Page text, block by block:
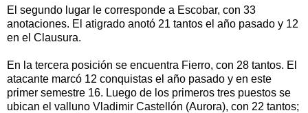
El segundo lugar le corresponde a Escobar, con 33
anotaciones. El atigrado anotó 21 tantos el año pasado y 12
en el Clausura.
En la tercera posición se encuentra Fierro, con 28 tantos. El
atacante marcó 12 conquistas el año pasado y en este
primer semestre 16. Luego de los primeros tres puestos se
ubican el valluno Vladimir Castellón (Aurora), con 22 tantos;